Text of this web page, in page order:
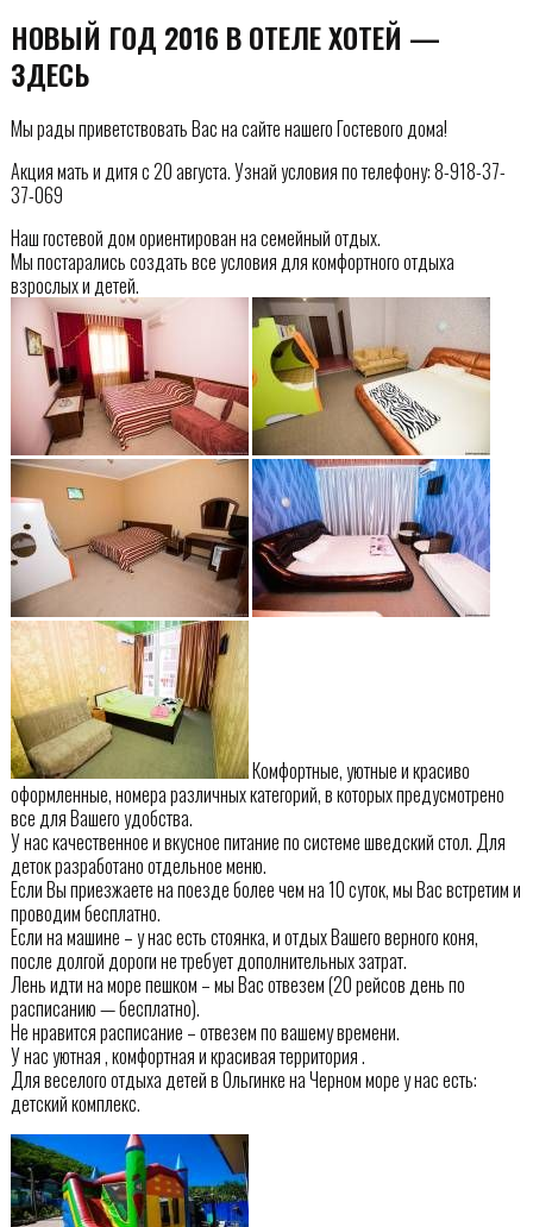
НОВЫЙ ГОД 2016 В ОТЕЛЕ ХОТЕЙ —
ЗДЕСЬ
Мы рады приветствовать Вас на сайте нашего Гостевого дома!
Акция мать и дитя с 20 августа. Узнай условия по телефону: 8-918-37-
37-069
Наш гостевой дом ориентирован на семейный отдых.
Мы постарались создать все условия для комфортного отдыха
взрослых и детей.
Комфортные, уютные и красиво
оформленные, номера различных категорий, в которых предусмотрено
все для Вашего удобства.
У нас качественное и вкусное питание по системе шведский стол. Для
деток разработано отдельное меню.
Если Вы приезжаете на поезде более чем на 10 суток, мы Вас встретим и
проводим бесплатно.
Если на машине – у нас есть стоянка, и отдых Вашего верного коня,
после долгой дороги не требует дополнительных затрат.
Лень идти на море пешком – мы Вас отвезем (20 рейсов день по
расписанию — бесплатно).
Не нравится расписание – отвезем по вашему времени.
У нас уютная , комфортная и красивая территория .
Для веселого отдыха детей в Ольгинке на Черном море у нас есть:
детский комплекс.